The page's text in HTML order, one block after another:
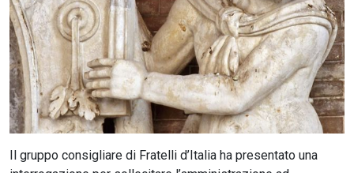
Il gruppo consigliare di Fratelli d’Italia ha presentato una